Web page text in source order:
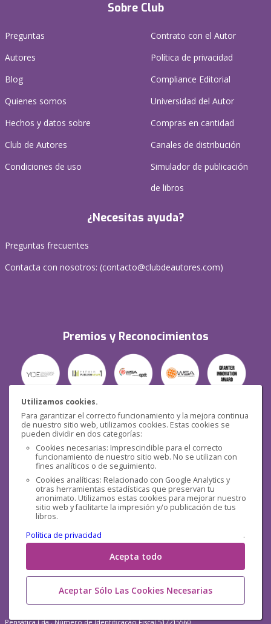
Utilizamos cookies.
Para garantizar el correcto funcionamiento y la mejora continua
de nuestro sitio web, utilizamos cookies. Estas cookies se
pueden dividir en dos categorías:
Cookies necesarias: Imprescindible para el correcto
funcionamiento de nuestro sitio web. No se utilizan con
fines analíticos o de seguimiento.
Cookies analíticas: Relacionado con Google Analytics y
otras herramientas estadísticas que preservan tu
anonimato. Utilizamos estas cookies para mejorar nuestro
sitio web y facilitarte la impresión y/o publicación de tus
libros.
Política de privacidad
.
Acepta todo
Aceptar Sólo Las Cookies Necesarias
Sobre Club
Preguntas
Autores
Blog
Quienes somos
Hechos y datos sobre
Club de Autores
Condiciones de uso
Contrato con el Autor
Política de privacidad
Compliance Editorial
Universidad del Autor
Compras en cantidad
Canales de distribución
Simulador de publicación
de libros
¿Necesitas ayuda?
Preguntas frecuentes
Contacta con nosotros: (contacto@clubdeautores.com)
Premios y Reconocimientos
Seguridad
Redes sociales
Pensática Lda., Número de Identificação Fiscal 517215560